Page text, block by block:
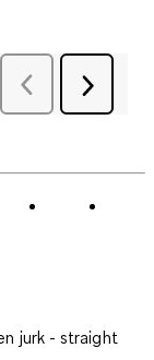
Vorige
jurk - straight